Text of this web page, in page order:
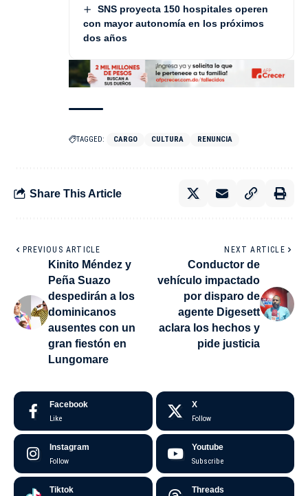
SNS proyecta 150 hospitales operen
con mayor autonomía en los próximos
dos años
TAGGED: CARGO CULTURA RENUNCIA
Share This Article
PREVIOUS ARTICLE
Kinito Méndez y
Peña Suazo
despedirán a los
dominicanos
ausentes con un
gran fiestón en
Lungomare
NEXT ARTICLE
Conductor de
vehículo impactado
por disparo de
agente Digesett
aclara los hechos y
pide justicia
Facebook
Like
X
Follow
Instagram
Follow
Youtube
Subscribe
Tiktok Threads